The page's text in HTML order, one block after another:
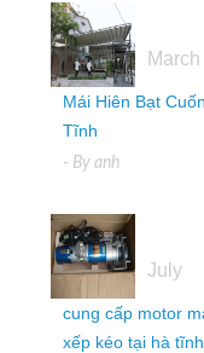
March
Mái Hiên Bạt
Tĩnh
- By anh
July
cung cấp motor
xếp kéo tại hà tĩnh